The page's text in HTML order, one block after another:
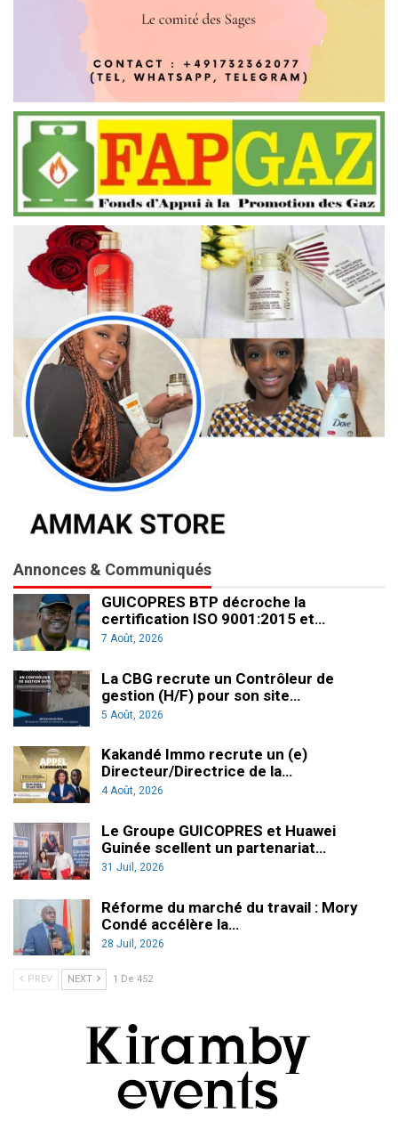
Annonces & Communiqués
GUICOPRES BTP décroche la
certification ISO 9001:2015 et…
7 Août, 2026
La CBG recrute un Contrôleur de
gestion (H/F) pour son site…
5 Août, 2026
Kakandé Immo recrute un (e)
Directeur/Directrice de la…
4 Août, 2026
Le Groupe GUICOPRES et Huawei
Guinée scellent un partenariat…
31 Juil, 2026
Réforme du marché du travail : Mory
Condé accélère la…
28 Juil, 2026
PREV NEXT 1 De 452